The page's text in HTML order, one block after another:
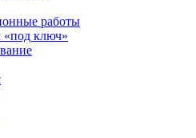
работы
«под ключ»